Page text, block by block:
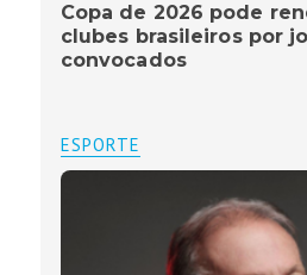
Copa de 2026 pode
clubes brasileiros por
convocados
ESPORTE